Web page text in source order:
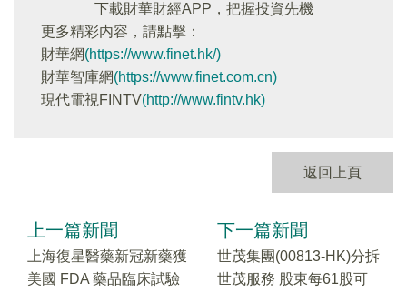
下載財華財經APP，把握投資先機
更多精彩内容，請點擊：
財華網(https://www.finet.hk/)
財華智庫網(https://www.finet.com.cn)
現代電視FINTV(http://www.fintv.hk)
返回上頁
上一篇新聞
上海復星醫藥新冠新藥獲
美國 FDA 藥品臨床試驗
下一篇新聞
世茂集團(00813-HK)分拆
世茂服務 股東每61股可